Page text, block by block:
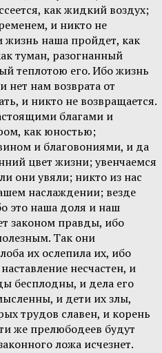
как жидкий воздух;
и никто не
жизнь наша пройдет, как
туман, разогнанный
теплотою его. Ибо жизнь
нет нам возврата от
и никто не возвращается.
благами и
как юностью;
и благовониями, и да
цвет жизни; увенчаемся
они увяли; никто из нас
наслаждении; везде
это наша доля и наш
законом правды, ибо
Так они
их ослепила их, ибо
несчастен, и
бесплодны, и дела его
и дети их злы,
трудов славен, и корень
же прелюбодеев будут
ложа исчезнет.